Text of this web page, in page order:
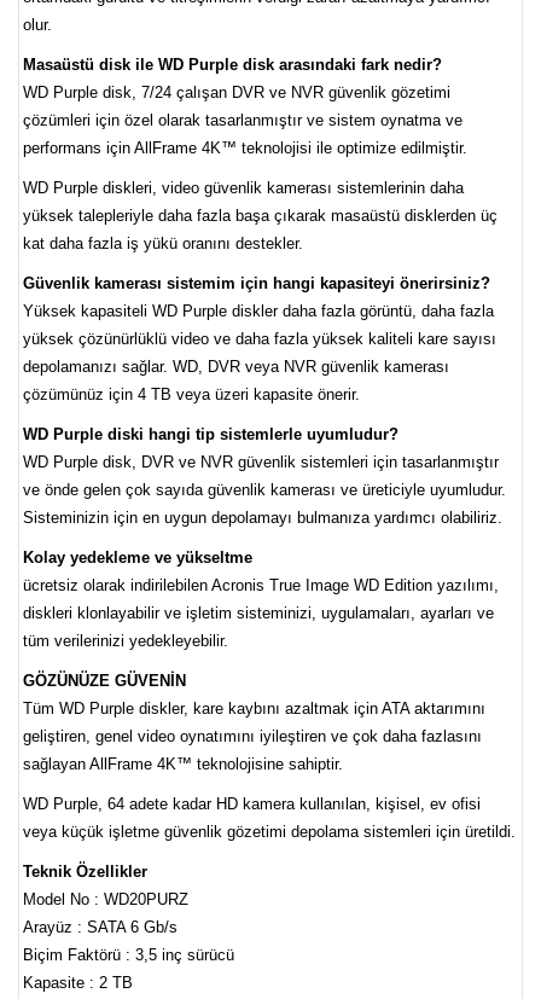
olur.
Masaüstü disk ile WD Purple disk arasındaki fark nedir?
WD Purple disk, 7/24 çalışan DVR ve NVR güvenlik gözetimi
çözümleri için özel olarak tasarlanmıştır ve sistem oynatma ve
performans için AllFrame 4K™ teknolojisi ile optimize edilmiştir.
WD Purple diskleri, video güvenlik kamerası sistemlerinin daha
yüksek talepleriyle daha fazla başa çıkarak masaüstü disklerden üç
kat daha fazla iş yükü oranını destekler.
Güvenlik kamerası sistemim için hangi kapasiteyi önerirsiniz?
Yüksek kapasiteli WD Purple diskler daha fazla görüntü, daha fazla
yüksek çözünürlüklü video ve daha fazla yüksek kaliteli kare sayısı
depolamanızı sağlar. WD, DVR veya NVR güvenlik kamerası
çözümünüz için 4 TB veya üzeri kapasite önerir.
WD Purple diski hangi tip sistemlerle uyumludur?
WD Purple disk, DVR ve NVR güvenlik sistemleri için tasarlanmıştır
ve önde gelen çok sayıda güvenlik kamerası ve üreticiyle uyumludur.
Sisteminizin için en uygun depolamayı bulmanıza yardımcı olabiliriz.
Kolay yedekleme ve yükseltme
ücretsiz olarak indirilebilen Acronis True Image WD Edition yazılımı,
diskleri klonlayabilir ve işletim sisteminizi, uygulamaları, ayarları ve
tüm verilerinizi yedekleyebilir.
GÖZÜNÜZE GÜVENİN
Tüm WD Purple diskler, kare kaybını azaltmak için ATA aktarımını
geliştiren, genel video oynatımını iyileştiren ve çok daha fazlasını
sağlayan AllFrame 4K™ teknolojisine sahiptir.
WD Purple, 64 adete kadar HD kamera kullanılan, kişisel, ev ofisi
veya küçük işletme güvenlik gözetimi depolama sistemleri için üretildi.
Teknik Özellikler
Model No : WD20PURZ
Arayüz : SATA 6 Gb/s
Biçim Faktörü : 3,5 inç sürücü
Kapasite : 2 TB